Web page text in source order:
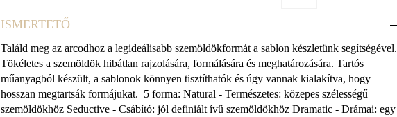
ISMERTETŐ
Találd meg az arcodhoz a legideálisabb szemöldökformát a sablon készletünk segítségével.
Tökéletes a szemöldök hibátlan rajzolására, formálására és meghatározására. Tartós
műanyagból készült, a sablonok könnyen tisztíthatók és úgy vannak kialakítva, hogy
hosszan megtartsák formájukat. 5 forma: Natural - Természetes: közepes szélességű
szemöldökhöz Seductive - Csábító: jól definiált ívű szemöldökhöz Dramatic - Drámai: egy